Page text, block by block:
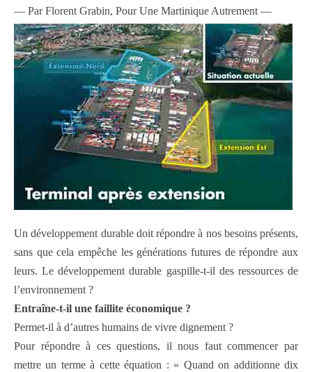
— Par Florent Grabin, Pour Une Martinique Autrement —
Un développement durable doit répondre à nos besoins présents,
sans que cela empêche les générations futures de répondre aux
leurs. Le développement durable gaspille-t-il des ressources de
l’environnement ?
Entraîne-t-il une faillite économique ?
Permet-il à d’autres humains de vivre dignement ?
Pour répondre à ces questions, il nous faut commencer par
mettre un terme à cette équation : « Quand on additionne dix